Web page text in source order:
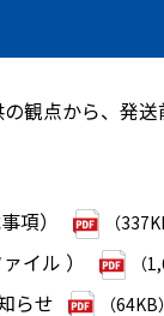
観点から、発
項） （
イル ） （
らせ （